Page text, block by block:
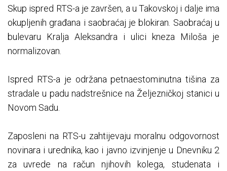
Skup ispred RTS-a je završen, a u Takovskoj i dalje ima
okupljenih građana i saobraćaj je blokiran. Saobraćaj u
bulevaru Kralja Aleksandra i ulici kneza Miloša je
normalizovan.
Ispred RTS-a je održana petnaestominutna tišina za
stradale u padu nadstrešnice na Željezničkoj stanici u
Novom Sadu.
Zaposleni na RTS-u zahtijevaju moralnu odgovornost
novinara i urednika, kao i javno izvinjenje u Dnevniku 2
za uvrede na račun njihovih kolega, studenata i